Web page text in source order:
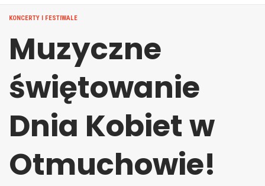
KONCERTY I FESTIWALE
Muzyczne
świętowanie
Dnia Kobiet w
Otmuchowie!